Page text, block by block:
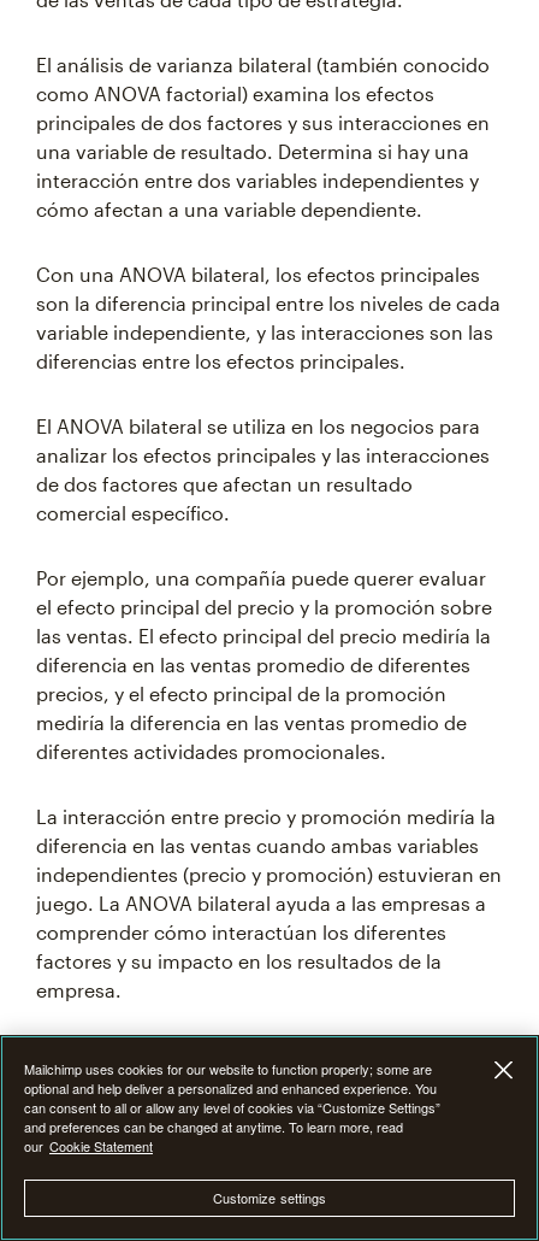
El análisis de varianza bilateral (también conocido
como ANOVA factorial) examina los efectos
principales de dos factores y sus interacciones en
una variable de resultado. Determina si hay una
interacción entre dos variables independientes y
cómo afectan a una variable dependiente.
Con una ANOVA bilateral, los efectos principales
son la diferencia principal entre los niveles de cada
variable independiente, y las interacciones son las
diferencias entre los efectos principales.
El ANOVA bilateral se utiliza en los negocios para
analizar los efectos principales y las interacciones
de dos factores que afectan un resultado
comercial específico.
Por ejemplo, una compañía puede querer evaluar
el efecto principal del precio y la promoción sobre
las ventas. El efecto principal del precio mediría la
diferencia en las ventas promedio de diferentes
precios, y el efecto principal de la promoción
mediría la diferencia en las ventas promedio de
diferentes actividades promocionales.
La interacción entre precio y promoción mediría la
diferencia en las ventas cuando ambas variables
independientes (precio y promoción) estuvieran en
juego. La ANOVA bilateral ayuda a las empresas a
comprender cómo interactúan los diferentes
factores y su impacto en los resultados de la
empresa.
para obtener resultados precisos. La selección de
una prueba estadística adecuada depende del tipo
de datos, los objetivos de tu análisis y la pregunta
Trabajar con Mailchimp puede ayudarte a
Mailchimp uses cookies for our website to function properly; some are
optional and help deliver a personalized and enhanced experience. You
can consent to all or allow any level of cookies via “Customize Settings”
and preferences can be changed at anytime. To learn more, read
our Cookie Statement
Customize settings